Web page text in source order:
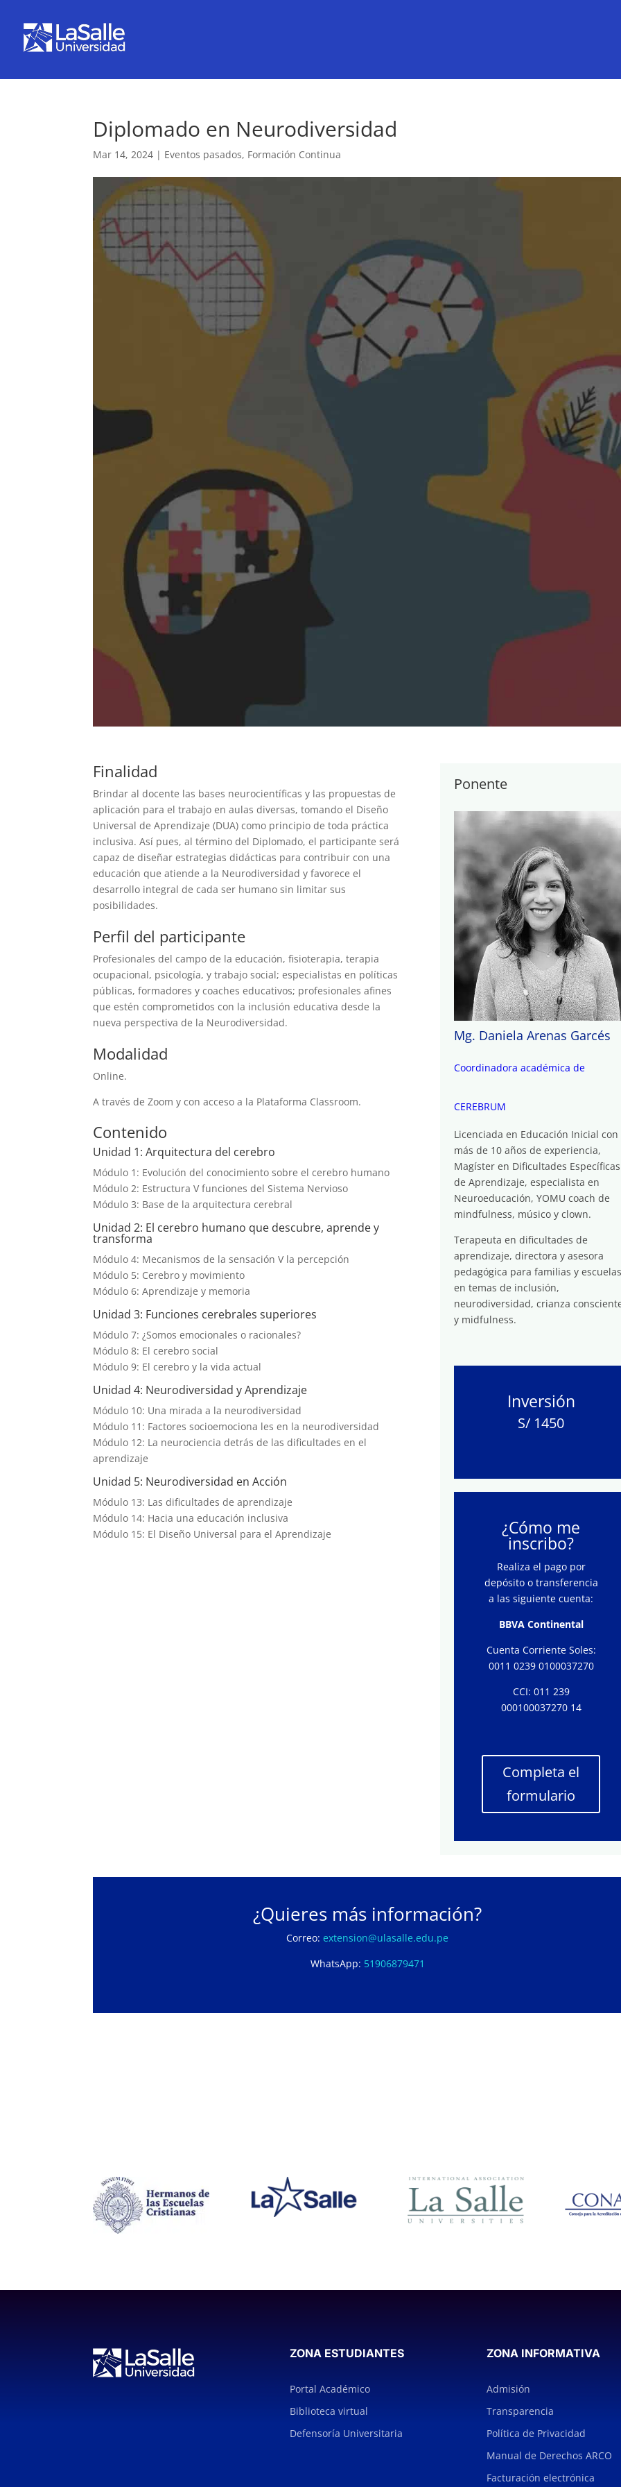
Diplomado en Neurodiversidad
Mar 14, 2024 | Eventos pasados, Formación Continua
Finalidad
Brindar al docente las bases neurocientíficas y las propuestas de
aplicación para el trabajo en aulas diversas, tomando el Diseño
Universal de Aprendizaje (DUA) como principio de toda práctica
inclusiva. Así pues, al término del Diplomado, el participante será
capaz de diseñar estrategias didácticas para contribuir con una
educación que atiende a la Neurodiversidad y favorece el
desarrollo integral de cada ser humano sin limitar sus
posibilidades.
Perfil del participante
Profesionales del campo de la educación, fisioterapia, terapia
ocupacional, psicología, y trabajo social; especialistas en políticas
públicas, formadores y coaches educativos; profesionales afines
que estén comprometidos con la inclusión educativa desde la
nueva perspectiva de la Neurodiversidad.
Modalidad
Online.
A través de Zoom y con acceso a la Plataforma Classroom.
Contenido
Unidad 1: Arquitectura del cerebro
Módulo 1: Evolución del conocimiento sobre el cerebro humano
Módulo 2: Estructura V funciones del Sistema Nervioso
Módulo 3: Base de la arquitectura cerebral
Unidad 2: El cerebro humano que descubre, aprende y
transforma
Módulo 4: Mecanismos de la sensación V la percepción
Módulo 5: Cerebro y movimiento
Módulo 6: Aprendizaje y memoria
Unidad 3: Funciones cerebrales superiores
Módulo 7: ¿Somos emocionales o racionales?
Módulo 8: El cerebro social
Módulo 9: El cerebro y la vida actual
Unidad 4: Neurodiversidad y Aprendizaje
Módulo 10: Una mirada a la neurodiversidad
Módulo 11: Factores socioemociona les en la neurodiversidad
Módulo 12: La neurociencia detrás de las dificultades en el
aprendizaje
Unidad 5: Neurodiversidad en Acción
Módulo 13: Las dificultades de aprendizaje
Módulo 14: Hacia una educación inclusiva
Módulo 15: El Diseño Universal para el Aprendizaje
Ponente
Mg. Daniela Arenas Garcés
Coordinadora académica de
CEREBRUM
Licenciada en Educación Inicial con
más de 10 años de experiencia,
Magíster en Dificultades Específicas
de Aprendizaje, especialista en
Neuroeducación, YOMU coach de
mindfulness, músico y clown.
Terapeuta en dificultades de
aprendizaje, directora y asesora
pedagógica para familias y
en temas de inclusión,
neurodiversidad, crianza
y midfulness.
Inversión
S/ 1450
¿Cómo me
inscribo?
Realiza el pago por
depósito o transferencia
a las siguiente cuenta:
BBVA Continental
Cuenta Corriente Soles:
0011 0239 0100037270
CCI: 011 239
000100037270 14
Completa el
formulario
¿Quieres más información?
Correo:extension@ulasalle.edu.pe
WhatsApp: 51906879471
ZONA ESTUDIANTES
Portal Académico
Biblioteca virtual
Defensoría Universitaria
ZONA INFORMATIVA
Admisión
Transparencia
Política de Privacidad
Manual de Derechos ARCO
Facturación electrónica